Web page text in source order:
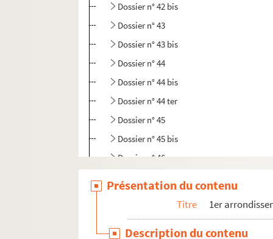
Dossier n° 42 bis
Dossier n° 43
Dossier n° 43 bis
Dossier n° 44
Dossier n° 44 bis
Dossier n° 44 ter
Dossier n° 45
Dossier n° 45 bis
Dossier n° 46
Dossier n° 50
Présentation du contenu
Titre 1er
Description du contenu